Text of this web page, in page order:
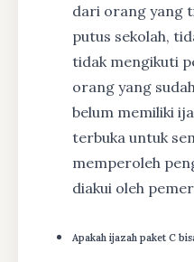
dari orang yang
putus sekolah,
tidak mengikuti
orang yang
belum memiliki
terbuka untuk
memperoleh
diakui oleh
Apakah ijazah paket C